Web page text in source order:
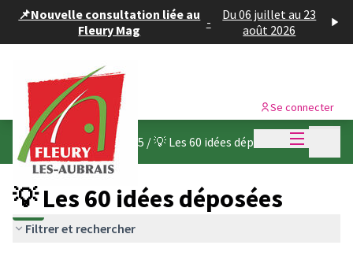
📌Nouvelle consultation liée au
Fleury Mag
-
Du 06 juillet au 23
août 2026
Menu
Se connecter
Budget participatif 2025 /💡 Les 60 idées déposées
💡 Les 60 idées déposées
Filtrer et rechercher
Panneau de gestion des cookies